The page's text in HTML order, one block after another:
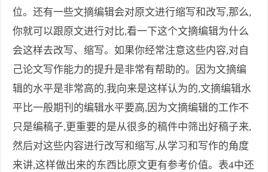
位。还有一些文摘编辑会对原文进行缩写和改写,那么,
你就可以跟原文进行对比,看一下这个文摘编辑为什么
会这样去改写、缩写。如果你经常注意这些内容,对自
己论文写作能力的提升是非常有帮助的。因为文摘编
辑的水平是非常高的,我向来是这样认为的,文摘编辑水
平比一般期刊的编辑水平要高,因为文摘编辑的工作不
只是编稿子,更重要的是从很多的稿件中筛出好稿子来,
然后对这些内容进行改写和缩写,从学习和写作的角度
来讲,这样做出来的东西比原文更有参考价值。表4中还